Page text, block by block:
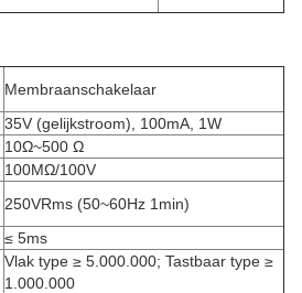
Membraanschakelaar
35V (gelijkstroom), 100mA, 1W
10Ω~500 Ω
100MΩ/100V
250VRms (50~60Hz 1min)
≤ 5ms
Vlak type ≥ 5.000.000; Tastbaar type ≥
1.000.000